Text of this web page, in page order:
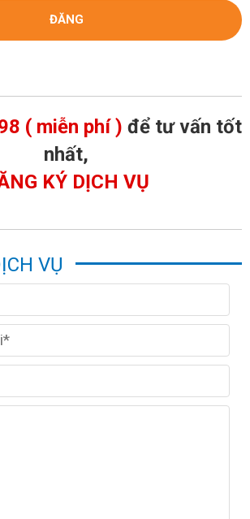
( miễn phí ) để tư vấn tốt
nhất,
KÝ DỊCH VỤ
VỤ